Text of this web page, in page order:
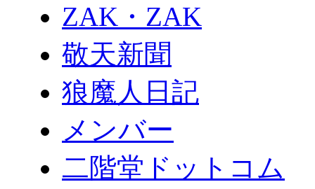
ZAK・ZAK
敬天新聞
狼魔人日記
メンバー
二階堂ドットコム